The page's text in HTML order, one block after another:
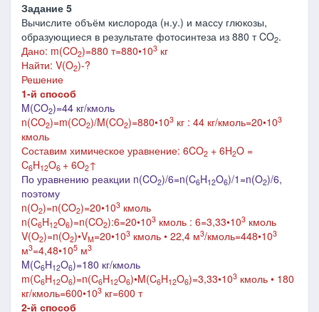
Задание 5
Вычислите объём кислорода (н.у.) и массу глюкозы,
образующиеся в результате фотосинтеза из 880 т CO2.
Дано: m(CO2)=880 т=880•103 кг
Найти: V(O2)-?
Решение
1-й способ
M(CO2)=44 кг/кмоль
n(CO2)=m(CO2)/M(CO2)=880•103 кг : 44 кг/кмоль=20•103
кмоль
Составим химическое уравнение: 6CO2 + 6H2O =
C6H12O6 + 6O2↑
По уравнению реакции n(CO2)/6=n(C6H12O6)/1=n(O2)/6,
поэтому
n(O2)=n(CO2)=20•103 кмоль
n(C6H12O6)=n(CO2):6=20•103 кмоль : 6=3,33•103 кмоль
V(O2)=n(O2)•VM=20•103 кмоль • 22,4 м3/кмоль=448•103
м3=4,48•105 м3
M(C6H12O6)=180 кг/кмоль
m(C6H12O6)=n(C6H12O6)•M(C6H12O6)=3,33•103 кмоль • 180
кг/кмоль=600•103 кг=600 т
2-й способ